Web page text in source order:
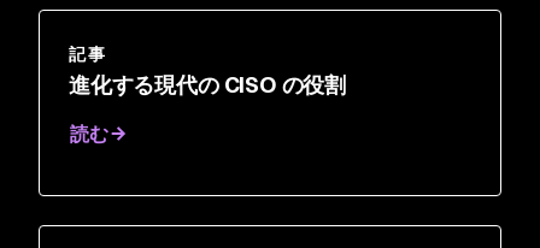
記事
進化する現代の CISO の役割
読む